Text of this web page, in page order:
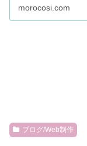
morocosi.com
ブログ/Web制作